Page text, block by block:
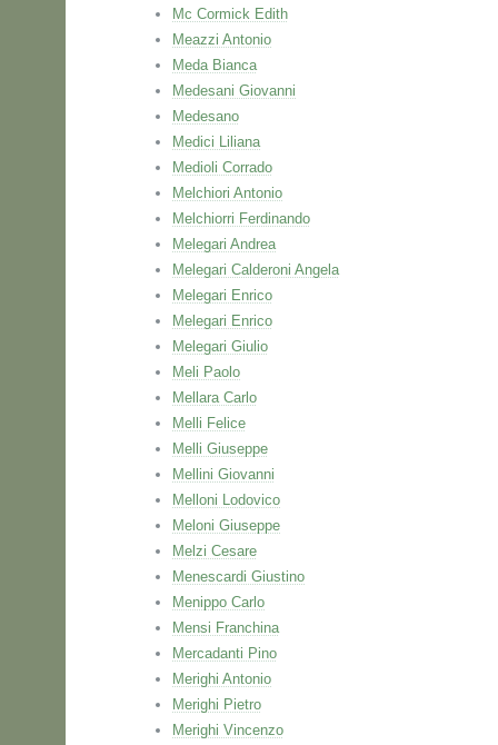
Mc Cormick Edith
Meazzi Antonio
Meda Bianca
Medesani Giovanni
Medesano
Medici Liliana
Medioli Corrado
Melchiori Antonio
Melchiorri Ferdinando
Melegari Andrea
Melegari Calderoni Angela
Melegari Enrico
Melegari Enrico
Melegari Giulio
Meli Paolo
Mellara Carlo
Melli Felice
Melli Giuseppe
Mellini Giovanni
Melloni Lodovico
Meloni Giuseppe
Melzi Cesare
Menescardi Giustino
Menippo Carlo
Mensi Franchina
Mercadanti Pino
Merighi Antonio
Merighi Pietro
Merighi Vincenzo